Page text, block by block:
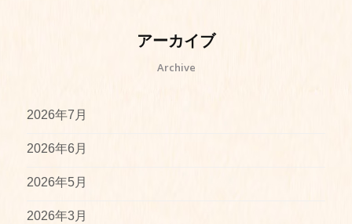
アーカイブ
Archive
2026年7月
2026年6月
2026年5月
2026年3月